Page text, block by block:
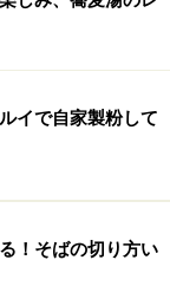
イで自家製粉して
！そばの切り方い